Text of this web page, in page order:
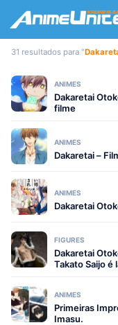
31 resultados para "
ANIMES
Dakaretai
filme
ANIMES
Dakaretai –
ANIMES
Dakaretai
FIGURES
Dakaretai
Takato Saijo é
ANIMES
Primeiras
Imasu.